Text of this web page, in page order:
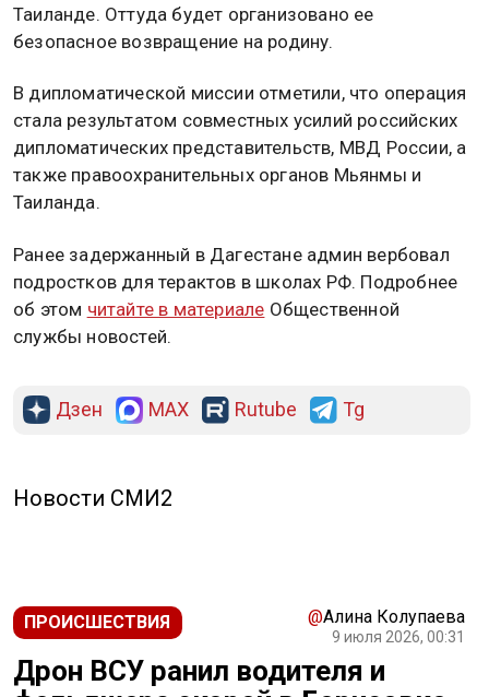
Таиланде. Оттуда будет организовано ее
безопасное возвращение на родину.
В дипломатической миссии отметили, что операция
стала результатом совместных усилий российских
дипломатических представительств, МВД России, а
также правоохранительных органов Мьянмы и
Таиланда.
Ранее задержанный в Дагестане админ вербовал
подростков для терактов в школах РФ. Подробнее
об этом читайте в материале Общественной
службы новостей.
Дзен MAX Rutube Tg
Новости СМИ2
ПРОИСШЕСТВИЯ @Алина Колупаева
9 июля 2026, 00:31
Дрон ВСУ ранил водителя и